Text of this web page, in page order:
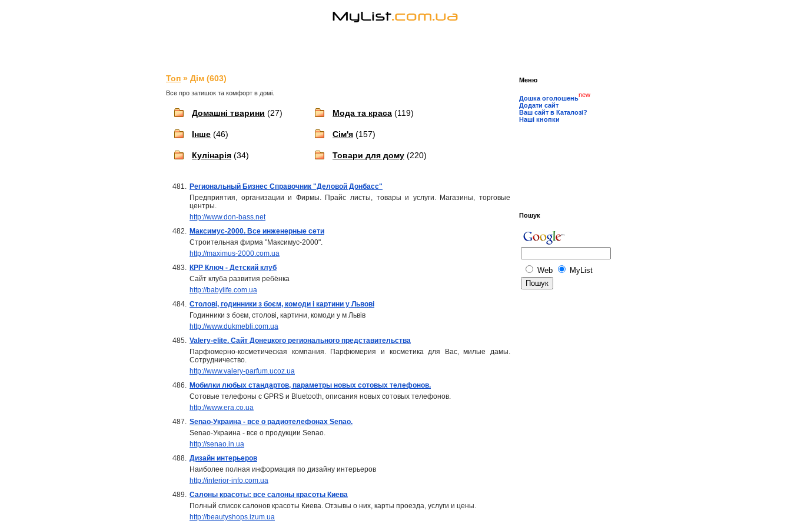
Топ » Дім (603)
Все про затишок та комфорт в домі.
Домашні тварини (27) Мода та краса (119)
Інше (46) Сім'я (157)
Кулінарія (34) Товари для дому (220)
481. Региональный Бизнес Справочник "Деловой Донбасс"
Предприятия, организации и Фирмы. Прайс листы, товары и услуги. Магазины, торговые
центры.
http://www.don-bass.net
482. Максимус-2000. Все инженерные сети
Строительная фирма "Максимус-2000".
http://maximus-2000.com.ua
483. КРР Ключ - Детский клуб
Сайт клуба развития ребёнка
http://babylife.com.ua
484. Столові, годинники з боєм, комоди і картини у Львові
Годинники з боєм, столові, картини, комоди у м Львів
http://www.dukmebli.com.ua
485. Valery-elite. Сайт Донецкого регионального представительства
Парфюмерно-косметическая компания. Парфюмерия и косметика для Вас, милые дамы.
Сотрудничество.
http://www.valery-parfum.ucoz.ua
486. Мобилки любых стандартов, параметры новых сотовых телефонов.
Сотовые телефоны с GPRS и Bluetooth, описания новых сотовых телефонов.
http://www.era.co.ua
487. Senao-Украина - все о радиотелефонах Senao.
Senao-Украина - все о продукции Senao.
http://senao.in.ua
488. Дизайн интерьеров
Наиболее полная информация по дизайну интерьеров
http://interior-info.com.ua
489. Салоны красоты: все салоны красоты Киева
Полный список салонов красоты Киева. Отзывы о них, карты проезда, услуги и цены.
http://beautyshops.izum.ua
Меню
Дошка оголошень
new
Додати сайт
Ваш сайт в Каталозі?
Наші кнопки
Пошук
Web MyList